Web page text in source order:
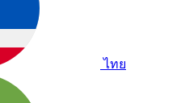
ไทย